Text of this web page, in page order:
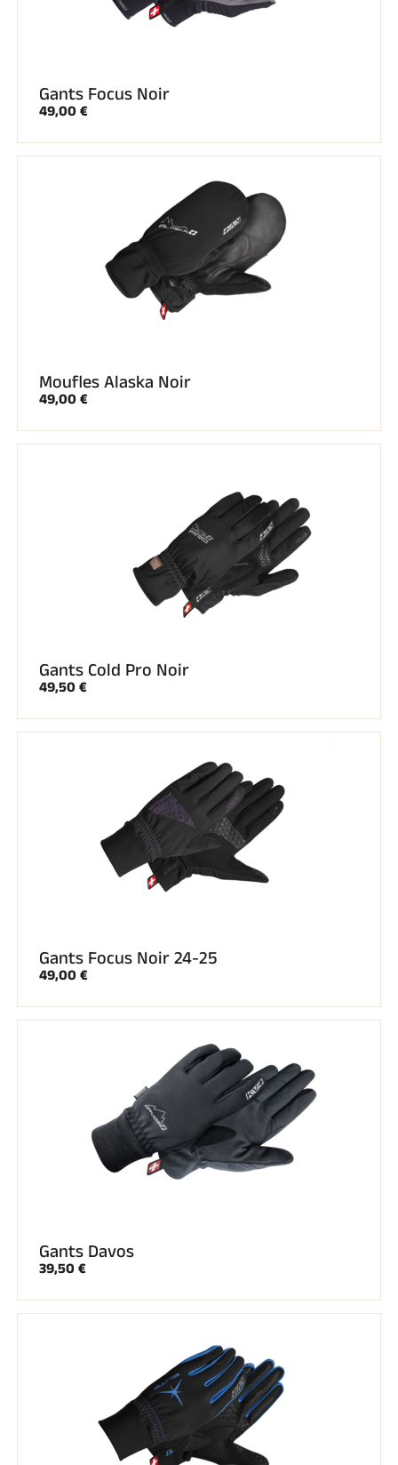
Gants Focus Noir
49,00 €
Moufles Alaska Noir
49,00 €
Gants Cold Pro Noir
49,50 €
Gants Focus Noir 24-25
49,00 €
Gants Davos
39,50 €